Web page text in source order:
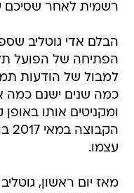
רשמית לאחר שסיכם
הבלם אדי גוטליב
הפתיחה של הפועל תל
למבול של הודעות
כמה שנים ישנם
ומקניטים אותו
עצמו.
מאז יום ראשון,